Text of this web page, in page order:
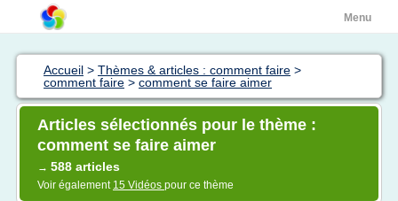
Menu
Accueil > Thèmes & articles : comment faire >
comment faire > comment se faire aimer
Articles sélectionnés pour le thème :
comment se faire aimer
→ 588 articles
Voir également 15 Vidéos pour ce thème